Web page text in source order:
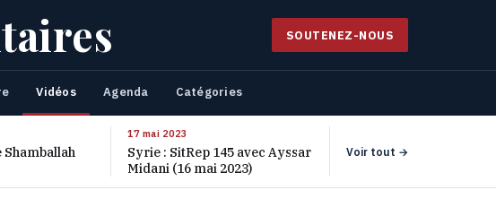
SOUTENEZ-NOUS
Vidéos Agenda Catégories
Shamballah
17 mai 2023
Syrie : SitRep 145 avec Ayssar
Midani (16 mai 2023)
Voir tout →